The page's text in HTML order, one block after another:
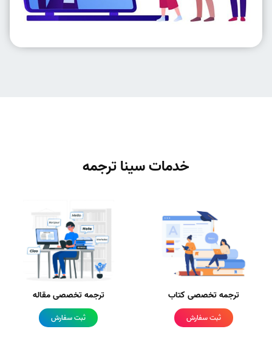
خدمات سینا ترجمه
ترجمه تخصصی کتاب
ثبت سفارش
ترجمه تخصصی مقاله
ثبت سفارش